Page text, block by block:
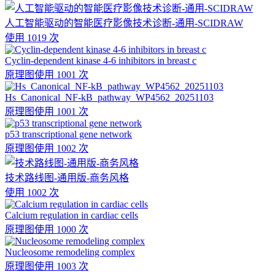
人工智能驱动的智能医疗影像技术诊断-通用-SCIDRAW
使用 1019 次
Cyclin-dependent kinase 4-6 inhibitors in breast c
原理图使用 1001 次
Hs_Canonical_NF-kB_pathway_WP4562_20251103
原理图使用 1001 次
p53 transcriptional gene network
原理图使用 1002 次
技术路线图-通用版-商务风格
使用 1002 次
Calcium regulation in cardiac cells
原理图使用 1000 次
Nucleosome remodeling complex
原理图使用 1003 次